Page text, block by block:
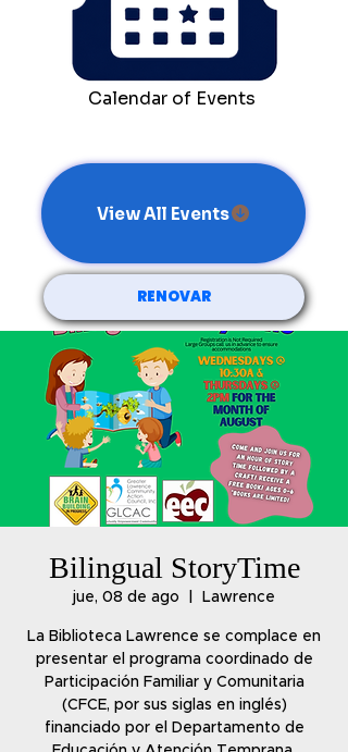
Calendar of Events
View All Events
RENOVAR
Bilingual StoryTime
jue, 08 de ago Lawrence
La Biblioteca Lawrence se complace en
presentar el programa coordinado de
Participación Familiar y Comunitaria
(CFCE, por sus siglas en inglés)
financiado por el Departamento de